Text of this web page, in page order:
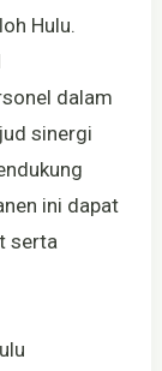
Hulu.
dalam
sinergi
ini dapat
serta